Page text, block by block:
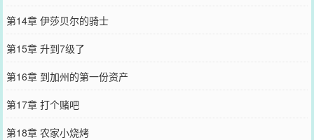
第14章 伊莎贝尔的骑士
第15章 升到7级了
第16章 到加州的第一份资产
第17章 打个赌吧
第18章 农家小烧烤